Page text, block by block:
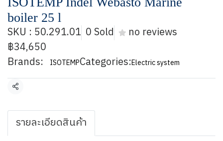
boiler 25 l
SKU : 50.291.01 0 Sold
no reviews
฿34,650
Brands:
ISOTEMPCategories:Electric system
Share
รายละเอียดสินค้า